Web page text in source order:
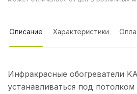
Описание Характеристики
Инфракрасные обогреватели
устанавливаться под потолком